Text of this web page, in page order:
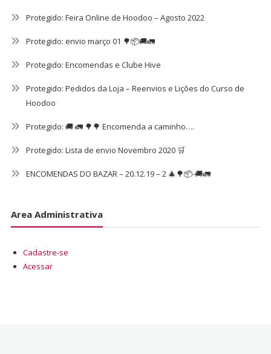
Protegido: Feira Online de Hoodoo – Agosto 2022
Protegido: envio março 01 🌳📦🚚🚛
Protegido: Encomendas e Clube Hive
Protegido: Pedidos da Loja – Reenvios e Lições do Curso de
Hoodoo
Protegido: 🚚 🚛 🌳🌳 Encomenda a caminho….
Protegido: Lista de envio Novembro 2020 🛒
ENCOMENDAS DO BAZAR – 20.12.19 – 2 🎄🌳📦-🚚🚛
Area Administrativa
Cadastre-se
Acessar